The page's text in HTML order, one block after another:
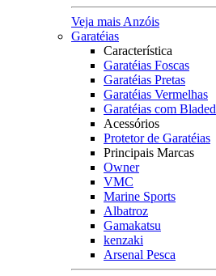
Veja mais Anzóis
Garatéias
Característica
Garatéias Foscas
Garatéias Pretas
Garatéias Vermelhas
Garatéias com Bladed
Acessórios
Protetor de Garatéias
Principais Marcas
Owner
VMC
Marine Sports
Albatroz
Gamakatsu
kenzaki
Arsenal Pesca